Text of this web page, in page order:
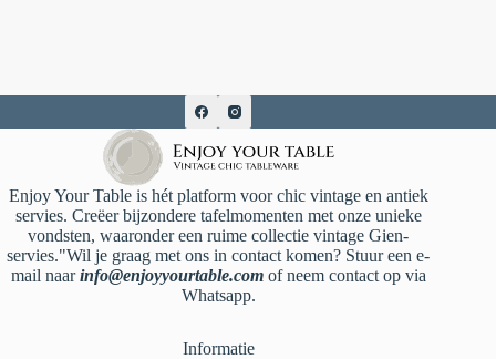
Enjoy Your Table is hét platform voor chic vintage en antiek
servies. Creëer bijzondere tafelmomenten met onze unieke
vondsten, waaronder een ruime collectie vintage Gien-
servies."Wil je graag met ons in contact komen? Stuur een e-
mail naarinfo@enjoyyourtable.comof neem contact op via
Whatsapp.
Informatie